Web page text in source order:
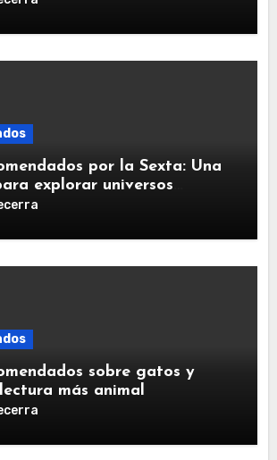
por la Sexta: Una
explorar universos
sobre gatos y
más animal